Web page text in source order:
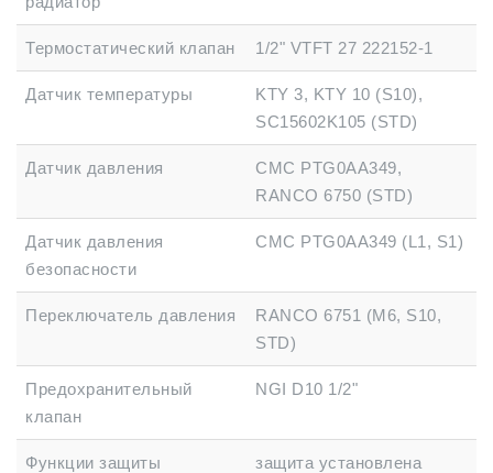
Термостатический клапан 1/2" VTFT 27 222152-1
Датчик температуры
KTY 3, KTY 10 (S10),
SC15602K105 (STD)
Датчик давления
CMC PTG0AA349,
RANCO 6750 (STD)
Датчик давления
безопасности
CMC PTG0AA349 (L1, S1)
Переключатель давления
RANCO 6751 (M6, S10,
STD)
Предохранительный
клапан
NGI D10 1/2"
Функции защиты
защита установлена